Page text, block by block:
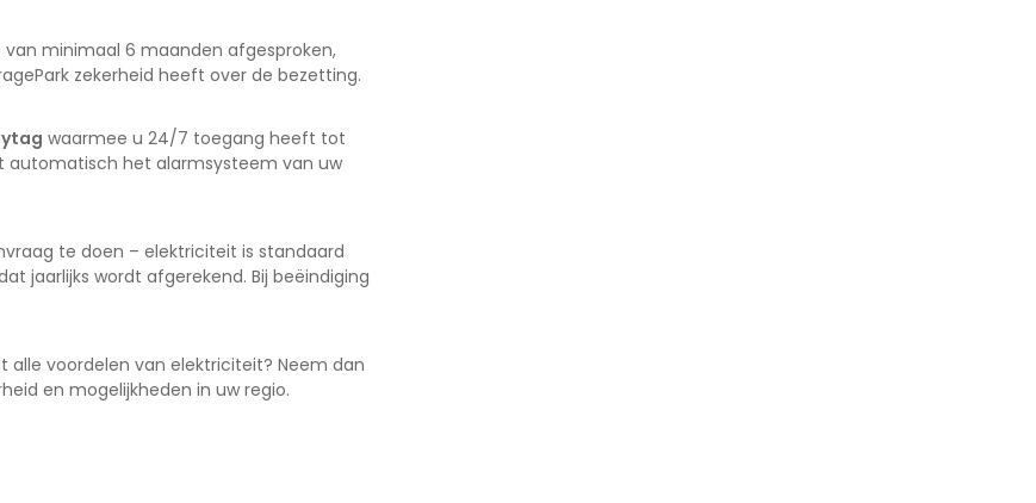
minimaal 6 maanden afgesproken,
zekerheid heeft over de bezetting.
waarmee u 24/7 toegang heeft tot
automatisch het alarmsysteem van uw
te doen – elektriciteit is standaard
jaarlijks wordt afgerekend. Bij beëindiging
voordelen van elektriciteit? Neem dan
en mogelijkheden in uw regio.